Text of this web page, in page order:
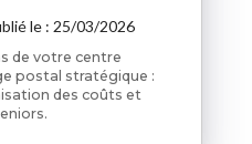
le : 25/03/2026
de votre centre
postal stratégique :
des coûts et